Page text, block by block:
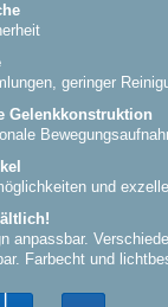
geringer
Gelenkkonstruktion
und
anpassbar.
Farbecht und